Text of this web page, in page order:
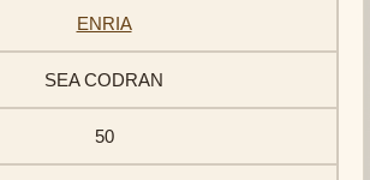
ENRIA
SEA CODRAN
50